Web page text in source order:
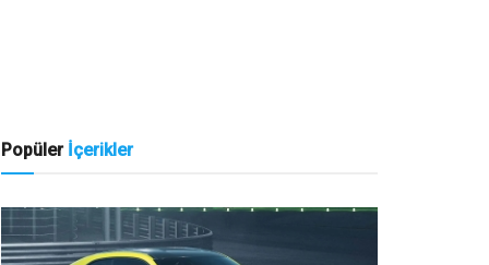
Popüler İçerikler